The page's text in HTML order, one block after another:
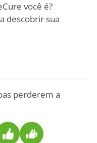
você é?
descobrir sua
perderem a